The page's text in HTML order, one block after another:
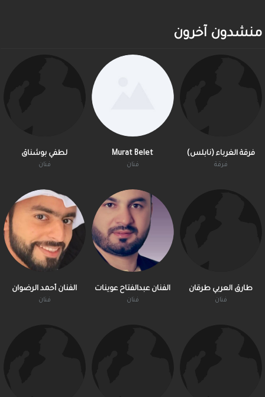
منشدون آخرون
الفنان أحمد الرضوان
فنان
الفنان عبدالفتاح عوينات
فنان
طارق العربي طرقان
فنان
لطفي بوشناق
فنان
Murat Belet
فنان
فرقة الغرباء (نابلس)
فرقة